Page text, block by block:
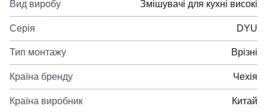
Вид виробу Змішувачі для кухні високі
Серія DYU
Тип монтажу Врізні
Країна бренду Чехія
Країна виробник Китай